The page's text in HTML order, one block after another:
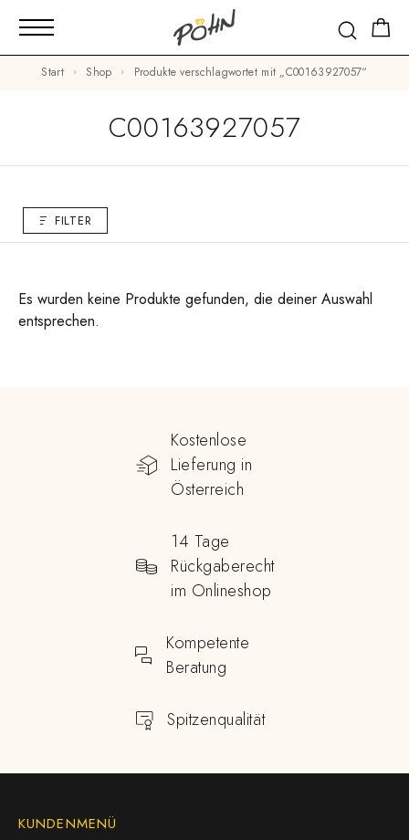
Start Shop Produkte verschlagwortet mit „C00163927057“
C00163927057
FILTER
Es wurden keine Produkte gefunden, die deiner Auswahl
entsprechen.
Kostenlose
Lieferung in
Österreich
14 Tage
Rückgaberecht
im Onlineshop
Kompetente
Beratung
Spitzenqualität
KUNDENMENÜ